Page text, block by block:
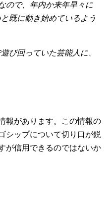
ので、年内か来年早々に
既に動き始めているよう
び回っていた芸能人に、
報があります。この情報の
シップについて切り口が鋭
が信用できるのではないか